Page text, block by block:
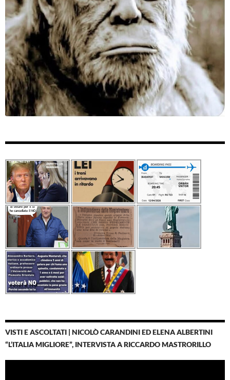
VISTI E ASCOLTATI | NICOLÒ CARANDINI ED ELENA ALBERTINI
“L’ITALIA MIGLIORE”, INTERVISTA A RICCARDO MASTRORILLO